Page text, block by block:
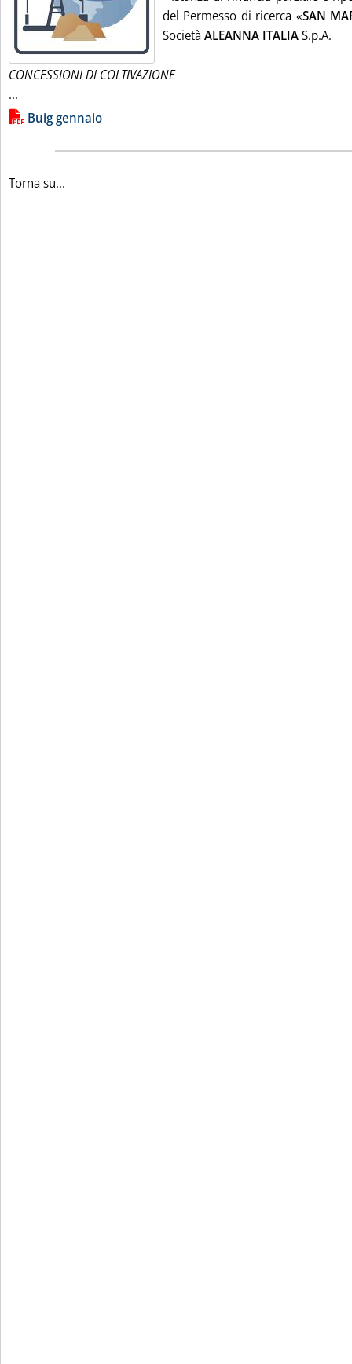
del Permesso di ricerca «SAN
SocietàALEANNA ITALIAS.p.A.
CONCESSIONI DI COLTIVAZIONE
...
Lista allegati PDF alla notizia
Buig gennaio
Torna su...